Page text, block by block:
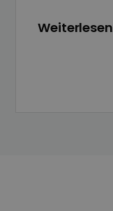
Weiterlesen